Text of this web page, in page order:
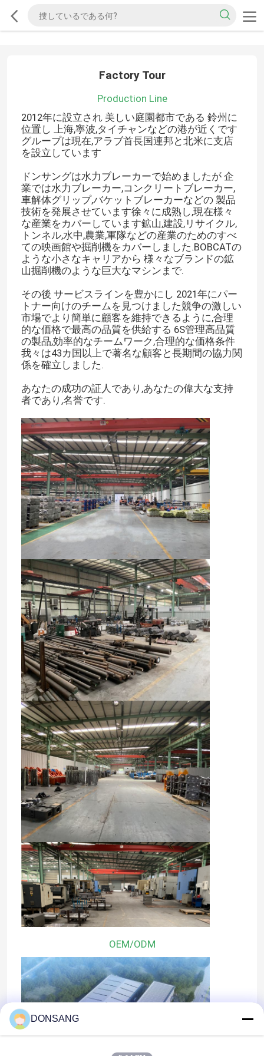
Factory Tour
Production Line
2012年に設立され 美しい庭園都市である 鈴州に
位置し 上海,寧波,タイチャンなどの港が近くです
グループは現在,アラブ首長国連邦と北米に支店
を設立しています
ドンサングは水力ブレーカーで始めましたが 企
業では水力ブレーカー,コンクリートブレーカー,
車解体グリップ,バケットブレーカーなどの 製品
技術を発展させています徐々に成熟し,現在様々
な産業をカバーしています鉱山,建設,リサイクル,
トンネル,水中,農業,軍隊などの産業のためのすべ
ての映画館や掘削機をカバーしました.BOBCATの
ような小さなキャリアから 様々なブランドの鉱
山掘削機のような巨大なマシンまで.
その後 サービスラインを豊かにし 2021年にパー
トナー向けのチームを見つけました競争の激しい
市場でより簡単に顧客を維持できるように,合理
的な価格で最高の品質を供給する 6S管理高品質
の製品,効率的なチームワーク,合理的な価格条件
我々は43カ国以上で著名な顧客と長期間の協力関
係を確立しました.
あなたの成功の証人であり,あなたの偉大な支持
者であり,名誉です.
OEM/ODM
DONSANG